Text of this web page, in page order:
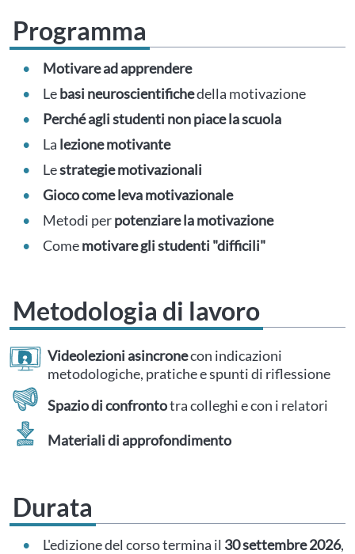
Programma
Motivare ad apprendere
Lebasi neuroscientifichedella motivazione
Perché agli studenti non piace la scuola
La lezione motivante
Lestrategie motivazionali
Gioco come leva motivazionale
Metodi perpotenziare la motivazione
Comemotivare gli studenti "difficili"
Metodologia di lavoro
Videolezioni asincronecon indicazioni
metodologiche, pratiche e spunti di riflessione
Spazio di confrontotra colleghi e con i relatori
Materiali di approfondimento
Durata
L'edizione del corso termina il 30 settembre 2026,